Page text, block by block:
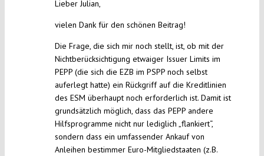
Lieber Julian,
vielen Dank für den schönen Beitrag!
Die Frage, die sich mir noch stellt, ist, ob mit der
Nichtberücksichtigung etwaiger Issuer Limits im
PEPP (die sich die EZB im PSPP noch selbst
auferlegt hatte) ein Rückgriff auf die Kreditlinien
des ESM überhaupt noch erforderlich ist. Damit ist
grundsätzlich möglich, dass das PEPP andere
Hilfsprogramme nicht nur lediglich „flankiert“,
sondern dass ein umfassender Ankauf von
Anleihen bestimmer Euro-Mitgliedstaaten (z.B.